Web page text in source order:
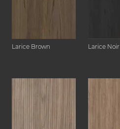
Larice Brown Larice Noir